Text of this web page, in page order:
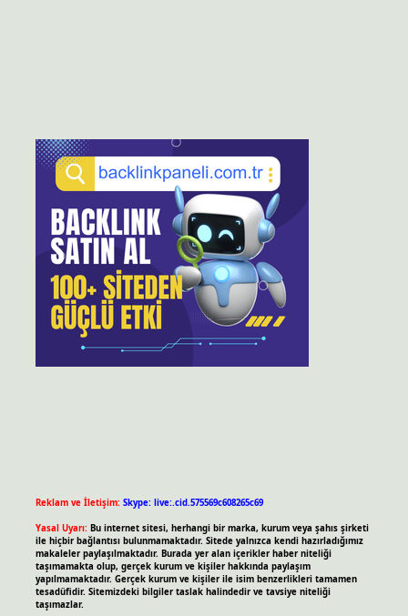
Reklam ve İletişim: Skype: live:.cid.575569c608265c69
Yasal Uyarı: Bu internet sitesi, herhangi bir marka, kurum veya şahıs şirketi
ile hiçbir bağlantısı bulunmamaktadır. Sitede yalnızca kendi hazırladığımız
makaleler paylaşılmaktadır. Burada yer alan içerikler haber niteliği
taşımamakta olup, gerçek kurum ve kişiler hakkında paylaşım
yapılmamaktadır. Gerçek kurum ve kişiler ile isim benzerlikleri tamamen
tesadüfidir. Sitemizdeki bilgiler taslak halindedir ve tavsiye niteliği
taşımazlar.